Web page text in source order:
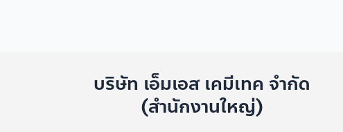
บริษัท เอ็มเอส เคมีเทค จำกัด
(สำนักงานใหญ่)